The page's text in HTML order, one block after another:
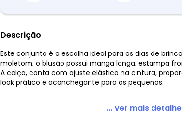
Descrição
Este conjunto é a escolha ideal para os dias de
moletom, o blusão possui manga longa, estampa
A calça, conta com ajuste elástico na cintura,
look prático e aconchegante para os pequenos.
... Ver mais